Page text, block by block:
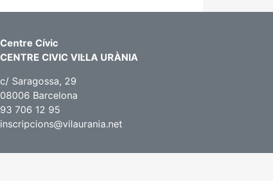
Centre Cívic
CENTRE CIVIC VIL·LA URÀNIA
c/ Saragossa, 29
08006 Barcelona
93 706 12 95
inscripcions@vilaurania.net